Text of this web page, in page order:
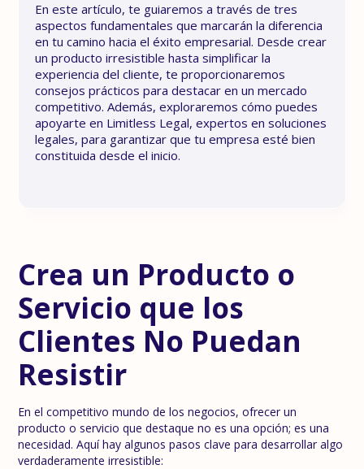
En este artículo, te guiaremos a través de tres
aspectos fundamentales que marcarán la diferencia
en tu camino hacia el éxito empresarial. Desde crear
un producto irresistible hasta simplificar la
experiencia del cliente, te proporcionaremos
consejos prácticos para destacar en un mercado
competitivo. Además, exploraremos cómo puedes
apoyarte en Limitless Legal, expertos en soluciones
legales, para garantizar que tu empresa esté bien
constituida desde el inicio.
Crea un Producto o
Servicio que los
Clientes No Puedan
Resistir
En el competitivo mundo de los negocios, ofrecer un
producto o servicio que destaque no es una opción; es una
necesidad. Aquí hay algunos pasos clave para desarrollar algo
verdaderamente irresistible: